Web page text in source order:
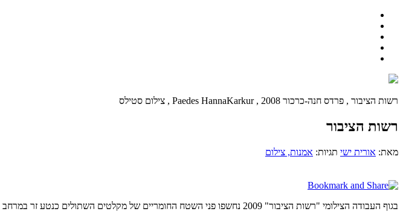
רשות הציבור , פרדס חנה-כרכור 2008 , Paedes HannaKarkur , צילום סטילס
רשות הציבור
מאת: אורית ישי תגיות: אמנות, צילום
בגוף העבודה הצילומי "רשות הציבור" 2009 נחשפו פני השטח החומריים של מקלטים השתולים כנטע זר במרחב הציבורי, רובם במרחב הפריפריאלי של מדינת ישראל, מקרית שמונה בצפון ועד אופקים בדרום.